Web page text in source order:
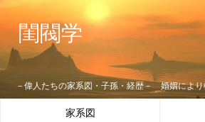
閨閥学
－偉人たちの家系図・子孫・経歴－ 婚姻によ
家系図